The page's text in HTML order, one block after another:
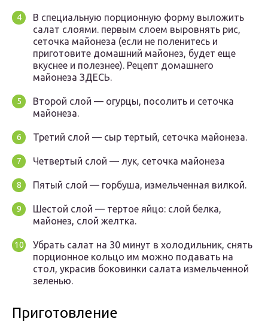
В специальную порционную форму выложить
салат слоями. первым слоем выровнять рис,
сеточка майонеза (если не поленитесь и
приготовите домашний майонез, будет еще
вкуснее и полезнее). Рецепт домашнего
майонеза ЗДЕСЬ.
Второй слой — огурцы, посолить и сеточка
майонеза.
Третий слой — сыр тертый, сеточка майонеза.
Четвертый слой — лук, сеточка майонеза
Пятый слой — горбуша, измельченная вилкой.
Шестой слой — тертое яйцо: слой белка,
майонез, слой желтка.
Убрать салат на 30 минут в холодильник, снять
порционное кольцо им можно подавать на
стол, украсив боковинки салата измельченной
зеленью.
Приготовление